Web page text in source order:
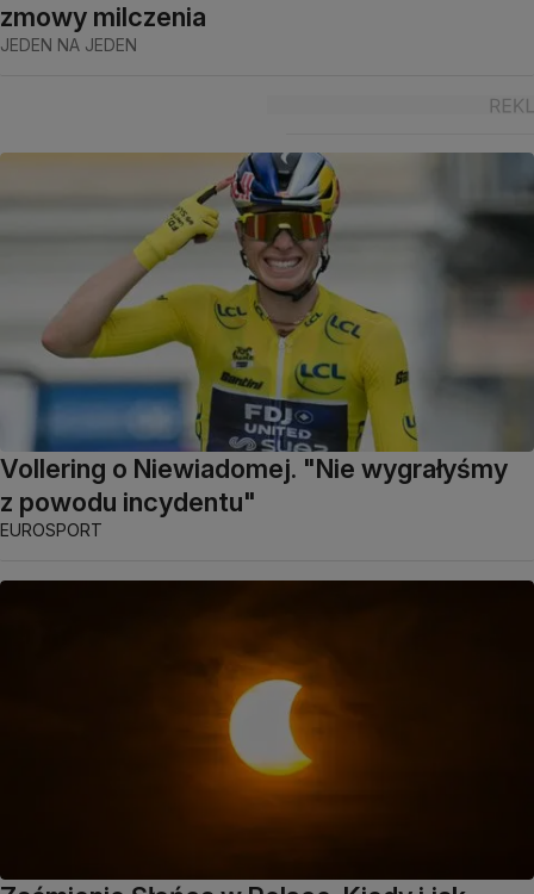
zmowy milczenia
JEDEN NA JEDEN
Vollering o Niewiadomej. "Nie wygrałyśmy
z powodu incydentu"
EUROSPORT